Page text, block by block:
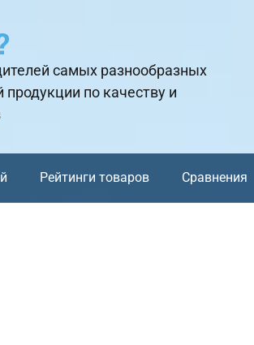
самых разнообразных
по качеству и
Рейтинги товаров Сравнения